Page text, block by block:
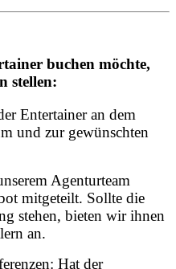
buchen möchte,
stellen:
Entertainer an dem
und zur gewünschten
Agenturteam
mitgeteilt. Sollte die
stehen, bieten wir ihnen
an.
Hat der